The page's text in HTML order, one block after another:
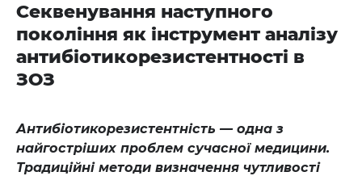
Секвенування наступного
покоління як інструмент аналізу
антибіотикорезистентності в
ЗОЗ
Антибіотикорезистентність — одна з
найгостріших проблем сучасної медицини.
Традиційні методи визначення чутливості